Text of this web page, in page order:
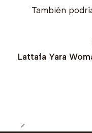
También
Lattafa Yara